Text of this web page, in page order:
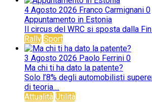
4 Agosto 2026 Franco Carmignani 0
Appuntamento in Estonia
Il circus del WRC si sposta dalla
Rally Sport
3 Agosto 2026 Paolo Ferrini 0
Ma chi ti ha dato la patente?
Solo l’8% degli automobilisti
di teoria....
Attualità Utilità